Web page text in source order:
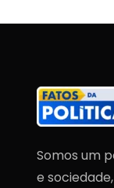
Somos um
e